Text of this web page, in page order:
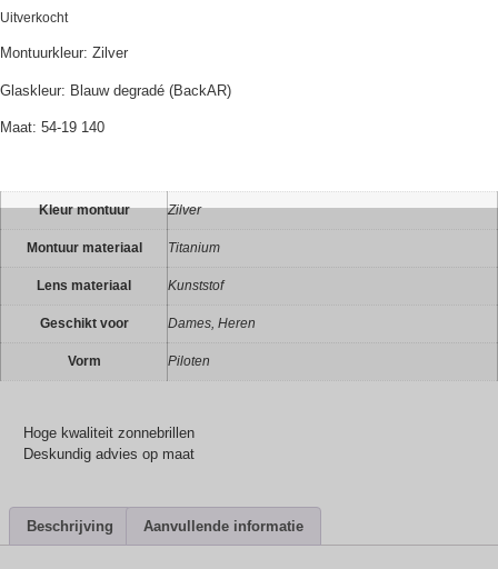
Uitverkocht
Montuurkleur: Zilver
Glaskleur: Blauw degradé (BackAR)
Maat: 54-19 140
Kleur montuur Zilver
Montuur materiaal Titanium
Lens materiaal Kunststof
Geschikt voor Dames, Heren
Vorm Piloten
Hoge kwaliteit zonnebrillen
Deskundig advies op maat
Beschrijving Aanvullende informatie